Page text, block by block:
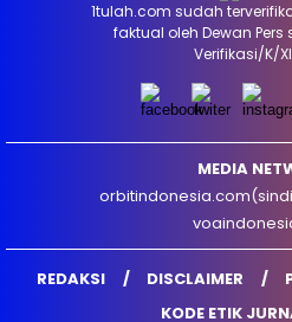
1tulah.com sudah
faktual oleh Dewan Pers
Verifikasi/K/
MEDIA
REDAKSI DISCLAIMER
KODE ETIK